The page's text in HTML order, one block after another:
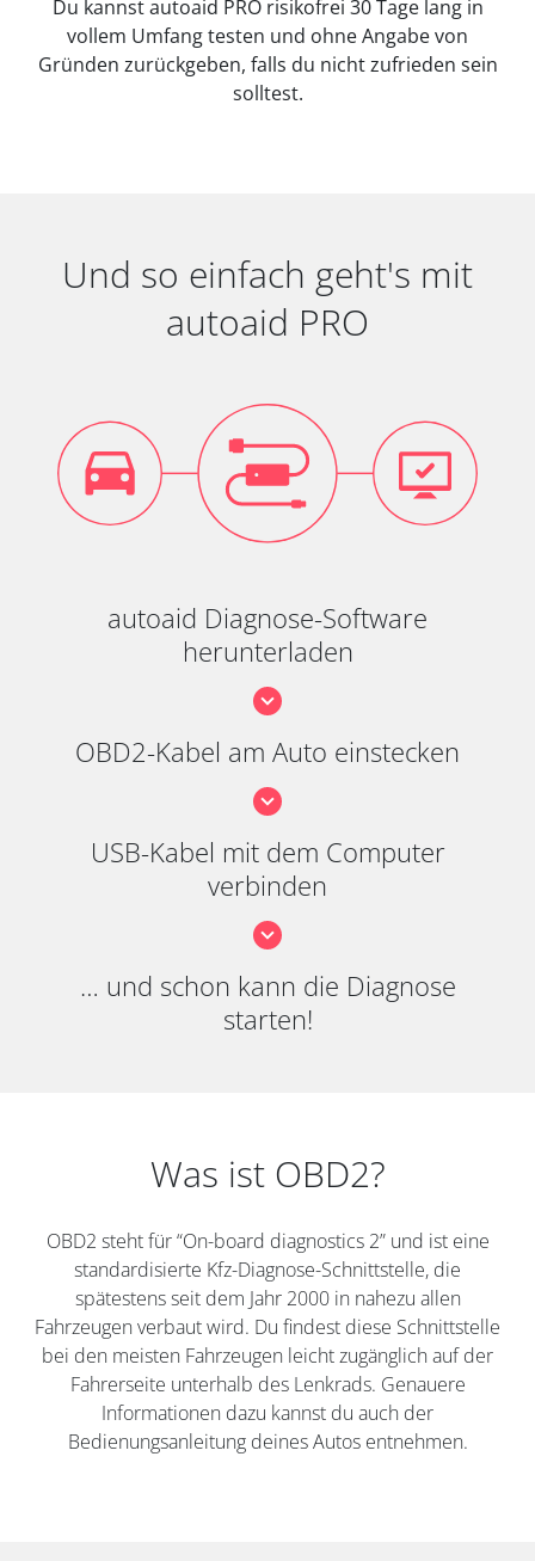
Du kannst autoaid PRO risikofrei 30 Tage lang in
vollem Umfang testen und ohne Angabe von
Gründen zurückgeben, falls du nicht zufrieden sein
solltest.
Und so einfach geht's mit
autoaid PRO
autoaid Diagnose-Software
herunterladen
OBD2-Kabel am Auto einstecken
USB-Kabel mit dem Computer
verbinden
… und schon kann die Diagnose
starten!
Was ist OBD2?
OBD2 steht für “On-board diagnostics 2” und ist eine
standardisierte Kfz-Diagnose-Schnittstelle, die
spätestens seit dem Jahr 2000 in nahezu allen
Fahrzeugen verbaut wird. Du findest diese Schnittstelle
bei den meisten Fahrzeugen leicht zugänglich auf der
Fahrerseite unterhalb des Lenkrads. Genauere
Informationen dazu kannst du auch der
Bedienungsanleitung deines Autos entnehmen.